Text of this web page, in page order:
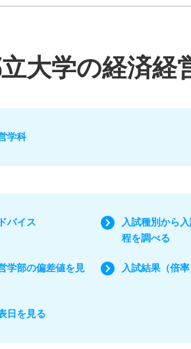
大学の経済経
学科
バイス
入試種別から
程を調べる
学部の偏差値を見
入試結果（倍
日を見る